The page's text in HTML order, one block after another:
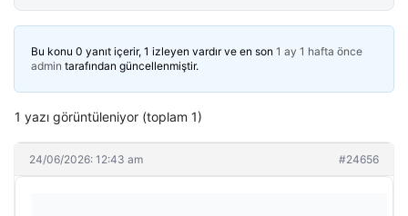
Bu konu 0 yanıt içerir, 1 izleyen vardır ve en son 1 ay 1 hafta önce
admin tarafından güncellenmiştir.
1 yazı görüntüleniyor (toplam 1)
24/06/2026: 12:43 am #24656